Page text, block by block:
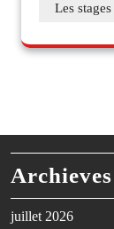
Les stages
Archieves
juillet 2026